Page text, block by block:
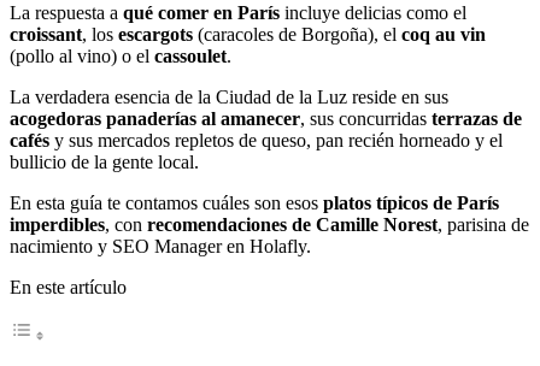
La respuesta a qué comer en París incluye delicias como el
croissant, los escargots (caracoles de Borgoña), el coq au vin
(pollo al vino) o el cassoulet.
La verdadera esencia de la Ciudad de la Luz reside en sus
acogedoras panaderías al amanecer, sus concurridas terrazas de
cafés y sus mercados repletos de queso, pan recién horneado y el
bullicio de la gente local.
En esta guía te contamos cuáles son esos platos típicos de París
imperdibles, con recomendaciones de Camille Norest, parisina de
nacimiento y SEO Manager en Holafly.
En este artículo